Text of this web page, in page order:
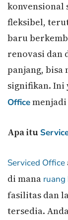
konvensional
fleksibel,
baru
renovasi dan
panjang, bisa
signifikan. Ini
Office
Apa itu
Serviced Office
di mana ruang
fasilitas dan
tersedia.